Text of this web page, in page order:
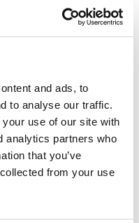
and ads, to
to analyse our traffic.
use of our site with
analytics partners who
that you’ve
from your use
je verwacht. Naast
misschien
voelsprieten. Kun
hoe leid